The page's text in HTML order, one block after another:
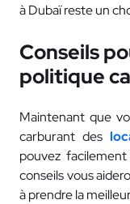
à Dubaï reste un
Conseils
politique
Maintenant que
carburant des
pouvez
conseils vous
à prendre la